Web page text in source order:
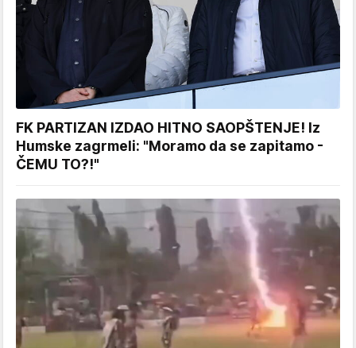
FK PARTIZAN IZDAO HITNO SAOPŠTENJE! Iz
Humske zagrmeli: "Moramo da se zapitamo -
ČEMU TO?!"